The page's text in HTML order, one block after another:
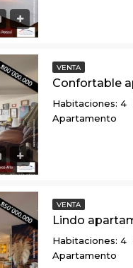
VENTA
Habitaciones: 4
Apartamento
VENTA
Habitaciones: 4
Apartamento